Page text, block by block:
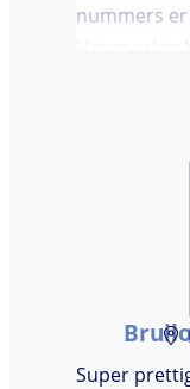
nummers
Het
Super